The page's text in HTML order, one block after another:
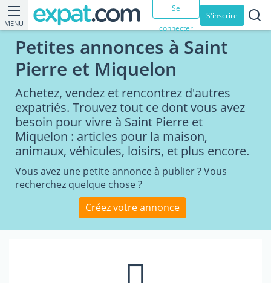
MENU
Se
connecter
S'inscrire
Petites annonces à Saint
Pierre et Miquelon
Achetez, vendez et rencontrez d'autres
expatriés. Trouvez tout ce dont vous avez
besoin pour vivre à Saint Pierre et
Miquelon : articles pour la maison,
animaux, véhicules, loisirs, et plus encore.
Vous avez une petite annonce à publier ? Vous
recherchez quelque chose ?
Créez votre annonce